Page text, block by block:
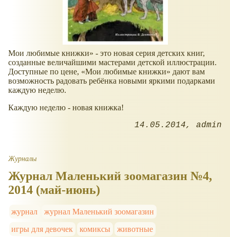
Мои любимые книжки
- это новая серия детских книг,
созданные величайшими мастерами детской иллюстрации.
Доступные по цене,
Мои любимые книжки
дают вам
возможность радовать ребёнка новыми яркими подарками
каждую неделю.
Каждую неделю - новая книжка!
14.05.2014 admin
Журналы
Журнал Маленький зоомагазин №4,
2014 (май-июнь)
журнал
журнал Маленький зоомагазин
игры для девочек
комиксы
животные